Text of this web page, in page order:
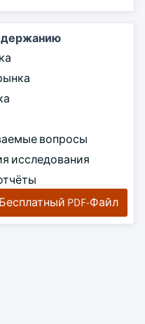
вопросы
исследования
PDF-Файл